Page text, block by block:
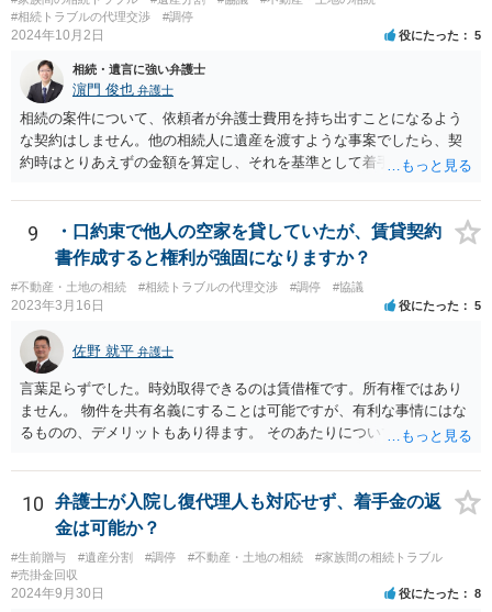
#相続トラブルの代理交渉
#調停
2024年10月2日 役にたった 5
相続・遺言に強い弁護士
濵門 俊也 弁護士
相続の案件について、依頼者が弁護士費用を持ち出すことになるよう
な契約はしません。他の相続人に遺産を渡すような事案でしたら、契
約時はとりあえずの金額を算定し、それを基準として着手金を設定
あり得ます。 今後の見通しを言わないで契約はできないです。依頼者
が納得できる説明を受けるべきです。
9
・口約束で他人の空家を貸していたが、賃貸契約
書作成すると権利が強固になりますか？
#不動産・土地の相続 #相続トラブルの代理交渉 #調停 #協議
2023年3月16日 役にたった 5
佐野 就平 弁護士
言葉足らずでした。時効取得できるのは賃借権です。所有権ではあり
ません。 物件を共有名義にすることは可能ですが、有利な事情にはな
るものの、デメリットもあり得ます。 そのあたりについては、お近く
10
弁護士が入院し復代理人も対応せず、着手金の返
金は可能か？
#生前贈与 #遺産分割 #調停 #不動産・土地の相続
#家族間の相続トラブル
#売掛金回収
2024年9月30日 役にたった 8